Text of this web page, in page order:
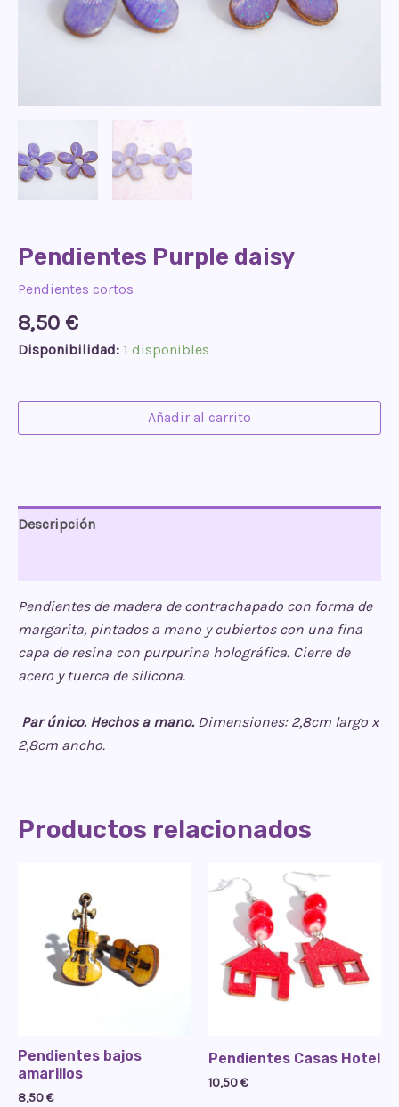
Pendientes Purple daisy
Pendientes cortos
8,50 €
Disponibilidad: 1 disponibles
Pendientes
Añadir al carrito
Descripción
Pendientes de madera de contrachapado con forma de
margarita, pintados a mano y cubiertos con una fina
capa de resina con purpurina holográfica. Cierre de
acero y tuerca de silicona.
Par único. Hechos a mano. Dimensiones: 2,8cm largo x
2,8cm ancho.
Productos relacionados
Pendientes bajos
amarillos
8,50€
Pendientes Casas Hotel
10,50€